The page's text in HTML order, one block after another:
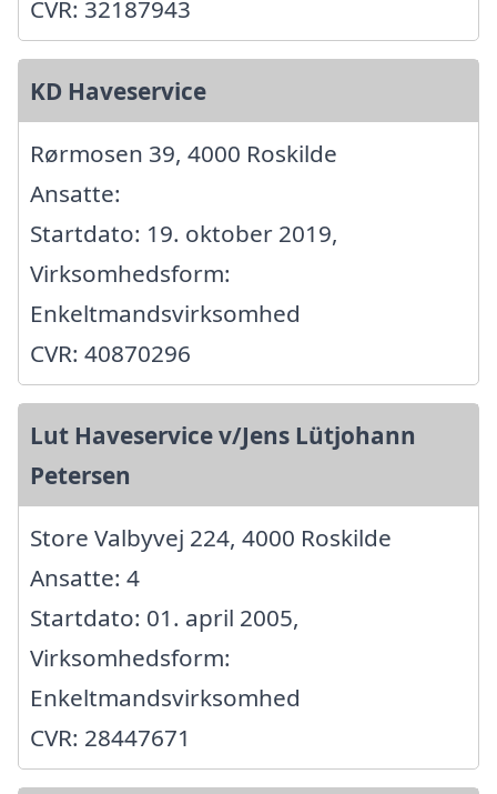
CVR: 32187943
KD Haveservice
Rørmosen 39, 4000 Roskilde
Ansatte:
Startdato: 19. oktober 2019,
Virksomhedsform:
Enkeltmandsvirksomhed
CVR: 40870296
Lut Haveservice v/Jens Lütjohann
Petersen
Store Valbyvej 224, 4000 Roskilde
Ansatte: 4
Startdato: 01. april 2005,
Virksomhedsform:
Enkeltmandsvirksomhed
CVR: 28447671